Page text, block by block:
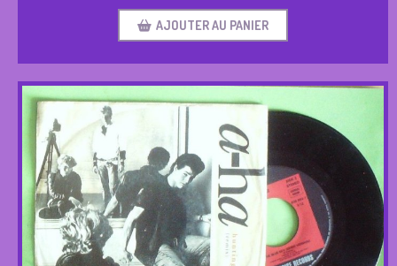
AJOUTER AU PANIER